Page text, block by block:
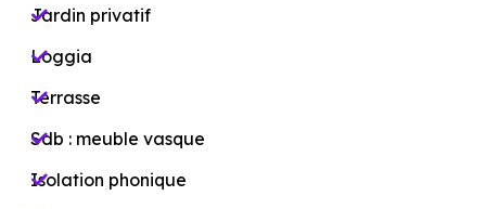
Jardin privatif
Loggia
Terrasse
Sdb : meuble vasque
Isolation phonique